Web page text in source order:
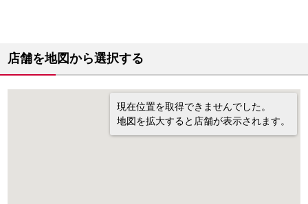
店舗を地図から選択する
現在位置を取得できませんでした。
地図を拡大すると店舗が表示されます。